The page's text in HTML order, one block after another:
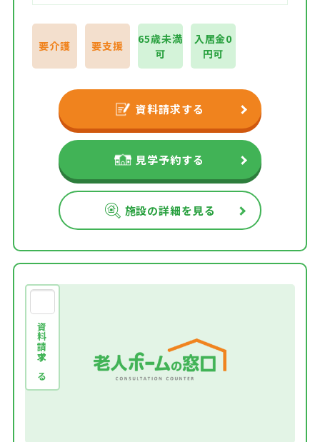
要介護 要支援
65歳未満
可
入居金0
円可
資料請求する
見学予約する
施設の詳細を見る
資料請求する